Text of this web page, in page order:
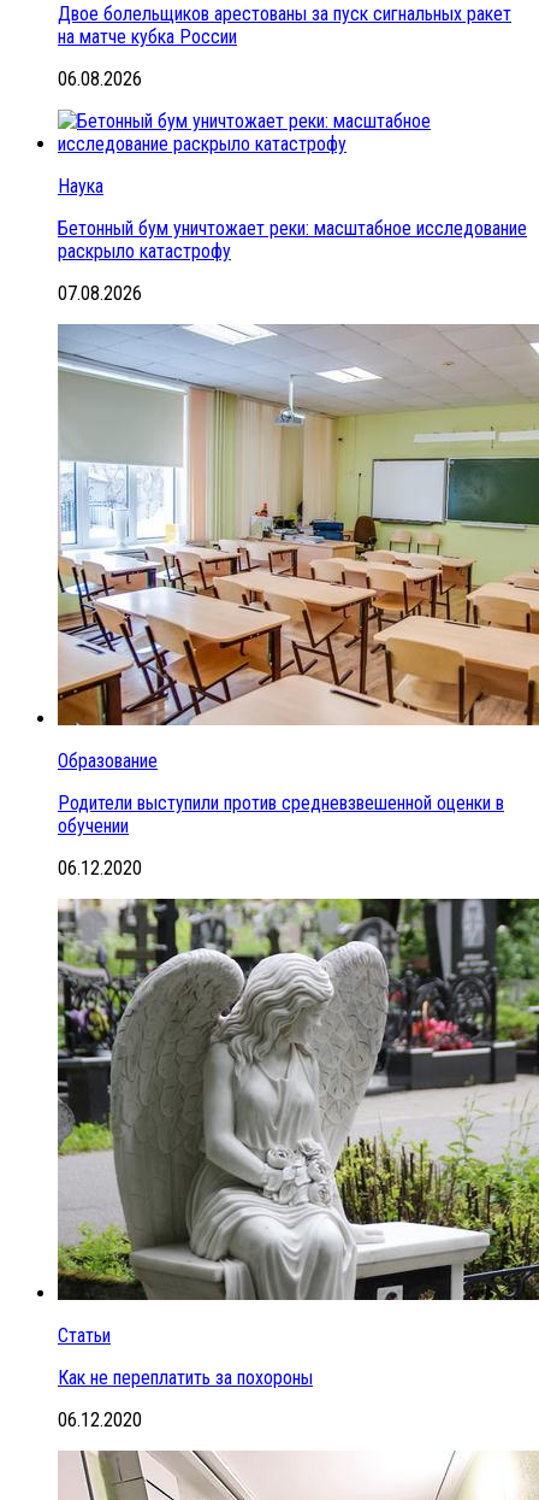
Двое болельщиков арестованы за пуск сигнальных ракет
на матче кубка России
06.08.2026
Наука
Бетонный бум уничтожает реки: масштабное исследование
раскрыло катастрофу
07.08.2026
Образование
Родители выступили против средневзвешенной оценки в
обучении
06.12.2020
Статьи
Как не переплатить за похороны
06.12.2020